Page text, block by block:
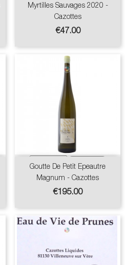
Myrtilles Sauvages 2020 -
Cazottes
Price
€47.00
Goutte De Petit Epeautre
Magnum - Cazottes
Price
€195.00